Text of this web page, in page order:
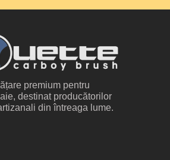
premium pentru
destinat producătorilor
din întreaga lume.